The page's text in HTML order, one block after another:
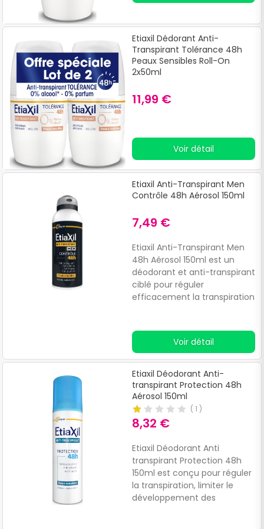
Etiaxil Dédorant Anti-
Transpirant Tolérance 48h
Peaux Sensibles Roll-On
2x50ml
11,99 €
Voir détail
Etiaxil Anti-Transpirant Men
Contrôle 48h Aérosol 150ml
7,49 €
Etiaxil Anti-Transpirant Men
48h Aérosol 150ml est un
déodorant et anti-transpirant
ciblé pour réguler
efficacement la transpiration
formule anti-traces assure
une protection sans laisser
de marques sur les
vêtements, tandis que son
parfum subtilement boisé
procure une sensation de
fraîcheur durable.Son
système de fermeture
diffusion anti-blocage en
font un produit pratique et
adapté aux
déplacements.Sans alcool
ajouté, il est testé
Voir détail
Etiaxil Déodorant Anti-
transpirant Protection 48h
Aérosol 150ml
( 1 )
8,32 €
Etiaxil Déodorant Anti
transpirant Protection 48h
150ml est conçu pour réguler
la transpiration, limiter le
développement des